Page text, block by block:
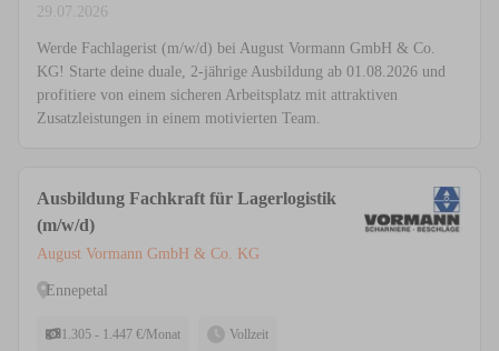
29.07.2026
Werde Fachlagerist (m/w/d) bei August Vormann GmbH & Co.
KG! Starte deine duale, 2-jährige Ausbildung ab 01.08.2026 und
profitiere von einem sicheren Arbeitsplatz mit attraktiven
Zusatzleistungen in einem motivierten Team.
Ausbildung Fachkraft für Lagerlogistik
(m/w/d)
August Vormann GmbH & Co. KG
Ennepetal
1.305 - 1.447 €/Monat Vollzeit